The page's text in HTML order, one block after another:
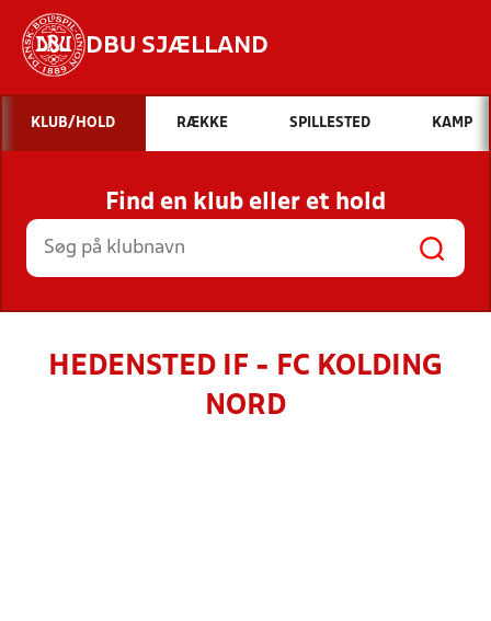
DBU SJÆLLAND
Hvad vil du søge efter?
INDHOLD OG NYHEDER
STILLINGER, RESULTATER, KLUBBER OG
HOLD
KLUB/HOLD RÆKKE SPILLESTED KAMP
Find en klub eller et hold
HEDENSTED IF - FC KOLDING
NORD